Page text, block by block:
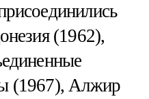
(1962),
(1967), Алжир